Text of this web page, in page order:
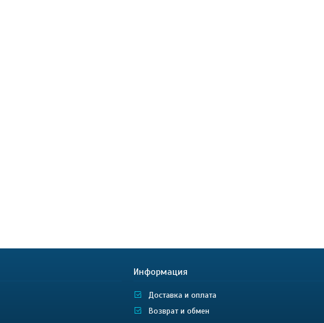
Информация
Доставка и оплата
Возврат и обмен